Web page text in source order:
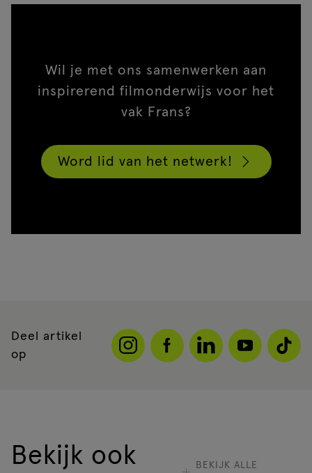
Wil je met ons samenwerken aan
inspirerend filmonderwijs voor het
vak Frans?
Word lid van het netwerk!
Deel artikel
op
Bekijk ook
BEKIJK ALLE